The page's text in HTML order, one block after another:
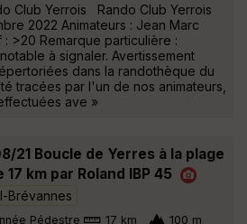
Club Yerrois Rando Club Yerrois
2022 Animateurs : Jean Marc
: >20 Remarque particulière :
à signaler. Avertissement
dans la randothèque du
tracées par l'un de nos animateurs,
ave »
21 Boucle de Yerres à la plage
17 km par Roland IBP 45
Brévannes
Pédestre 17 km 100 m